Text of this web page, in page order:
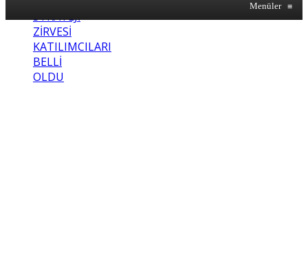
STRATEJİ
ZİRVESİ
KATILIMCILARI
BELLİ
OLDU
Menüler ≡